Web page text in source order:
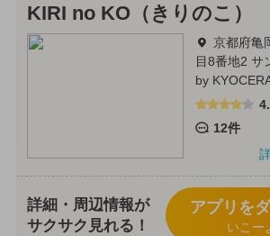
KIRI no KO（きりのこ）
京都府亀
目8番地2 サ
by
12件
詳細・周辺情報が
サクサク見れる！
アプリを
いこー